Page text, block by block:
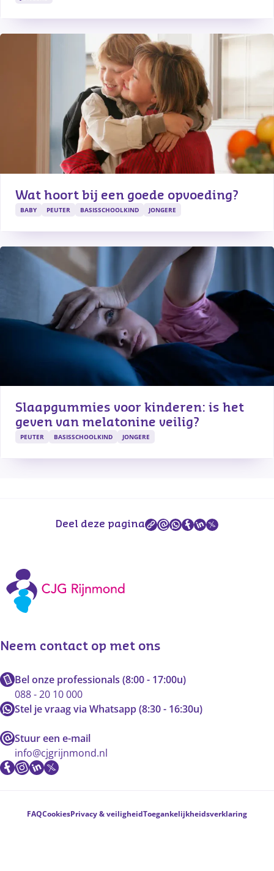
Wat hoort bij een goede opvoeding?
BABY PEUTER BASISSCHOOLKIND JONGERE
Slaapgummies voor kinderen: is het
geven van melatonine veilig?
PEUTER BASISSCHOOLKIND JONGERE
Deel deze pagina
Neem contact op met ons
Bel onze professionals (8:00 - 17:00u)
088 - 20 10 000
Stel je vraag via Whatsapp (8:30 - 16:30u)
Stuur een e-mail
info@cjgrijnmond.nl
Voetnavigatie
FAQCookiesPrivacy & veiligheidToegankelijkheidsverklaring